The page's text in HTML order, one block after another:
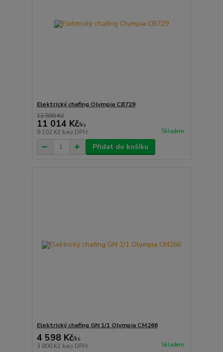
Elektrický chafing Olympia CB729
12 590 Kč
11 014 Kč/ks
9 102 Kč bez DPH Skladem
Přidat do košíku
Elektrický chafing GN 1/1 Olympia CM266
4 598 Kč/ks
3 800 Kč bez DPH Skladem